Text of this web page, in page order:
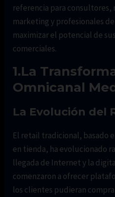
referencia para consultores,
marketing y profesionales
maximizar el potencial de
comerciales.
1.La
Omnicanal
La Evolución del
El retail tradicional, basado
en tienda, ha evolucionado
llegada de Internet y la
comenzaron a ofrecer
los clientes pudieran